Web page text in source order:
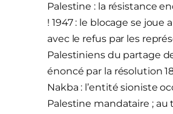
Palestine : la résistance
! 1947 : le blocage se joue
avec le refus par les
Palestiniens du partage
énoncé par la résolution
Nakba : l’entité sioniste
Palestine mandataire ; au